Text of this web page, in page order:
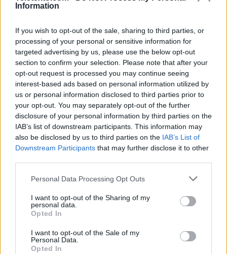
Information
If you wish to opt-out of the sale, sharing to third parties, or
processing of your personal or sensitive information for
targeted advertising by us, please use the below opt-out
section to confirm your selection. Please note that after your
opt-out request is processed you may continue seeing
interest-based ads based on personal information utilized by
us or personal information disclosed to third parties prior to
your opt-out. You may separately opt-out of the further
disclosure of your personal information by third parties on the
IAB’s list of downstream participants. This information may
also be disclosed by us to third parties on the IAB’s List of
Downstream Participants that may further disclose it to other
Personal Data Processing Opt Outs
I want to opt-out of the Sharing of my
personal data.
Opted In
I want to opt-out of the Sale of my
Personal Data.
Opted In
Toda la actualidad de la televisión y el streaming en España.
GENTE TV CONCURSOS REALITIES
Ver perfil
Ver perfil
en Streaming ⚽🍿🏀
El deporte no ocurre solo en el campo! ⚽🏈🏀